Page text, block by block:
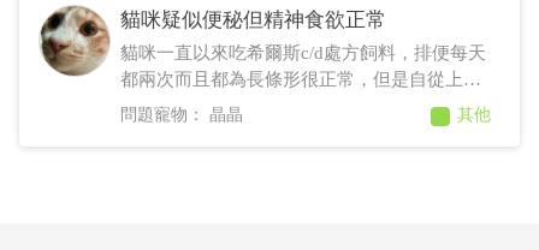
牙結石較明顯，其他都是正常的。
貓咪疑似便秘但精神食欲正常
貓咪一直以來吃希爾斯c/d處方飼料，排便每天
都兩次而且都為長條形很正常，但是自從上上
禮拜開始，排便時間變成2～3天大一次，而且
都是一顆一顆的很少長條形，在這期間，有給
晶晶 其他